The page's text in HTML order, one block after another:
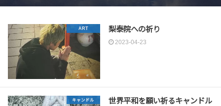
ART 梨泰院への祈り
2023-04-23
キャンドル
世界平和を願い祈るキャンドル